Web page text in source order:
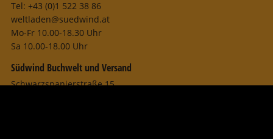
Tel: +43 (0)1 522 38 86
weltladen@suedwind.at
Mo-Fr 10.00-18.30 Uhr
Sa 10.00-18.00 Uhr
Südwind Buchwelt und Versand
Schwarzspanierstraße 15